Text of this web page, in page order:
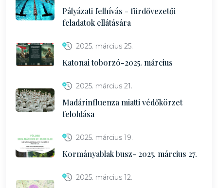
Pályázati felhívás - fürdővezetői
feladatok ellátására
2025. március 25.
Katonai toborzó-2025. március
2025. március 21.
Madárinfluenza miatti védőkörzet
feloldása
2025. március 19.
Kormányablak busz- 2025. március 27.
2025. március 12.